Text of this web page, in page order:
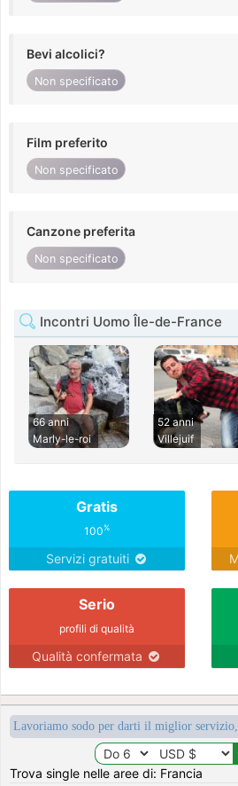
Bevi alcolici?
Non specificato
Film preferito
Non specificato
Canzone preferita
Non specificato
Incontri Uomo Île-de-France
66 anni
Marly-le-roi
52 anni
Villejuif
Gratis
100%
Servizi gratuiti
Serio
profili di qualità
Qualità confermata
Lavoriamo sodo per darti il miglior
Trova single nelle aree di: Francia